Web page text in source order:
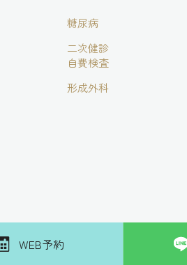
糖尿病
二次健診
自費検査
形成外科
WEB予約